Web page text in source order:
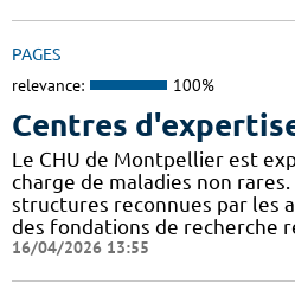
PAGES
relevance: 100%
Centres
Le CHU de Montpellier est
charge de maladies non
structures reconnues par les
des fondations de recherche
16/04/2026 13:55